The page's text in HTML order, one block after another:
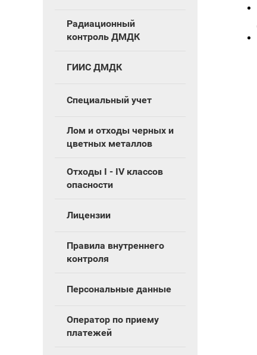
Радиационный
контроль ДМДК
ГИИС ДМДК
Специальный учет
Лом и отходы черных и
цветных металлов
Отходы I - IV классов
опасности
Лицензии
Правила внутреннего
контроля
Персональные данные
Оператор по приему
платежей